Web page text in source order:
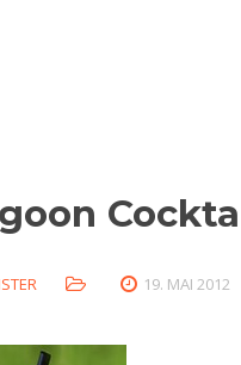
19. MAI 2012